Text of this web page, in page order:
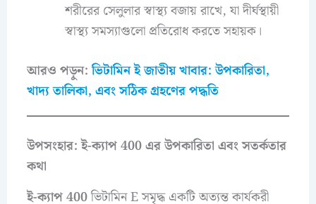
শরীরের সেলুলার স্বাস্থ্য বজায় রাখে, যা দীর্ঘস্থায়ী
স্বাস্থ্য সমস্যাগুলো প্রতিরোধ করতে সহায়ক।
আরও পড়ুন:ভিটামিন ই জাতীয় খাবার: উপকারিতা,
খাদ্য তালিকা, এবং সঠিক গ্রহণের পদ্ধতি
উপসংহার: ই-ক্যাপ 400 এর উপকারিতা এবং সতর্কতার
কথা
ই-ক্যাপ 400ভিটামিন E সমৃদ্ধ একটি অত্যন্ত কার্যকরী